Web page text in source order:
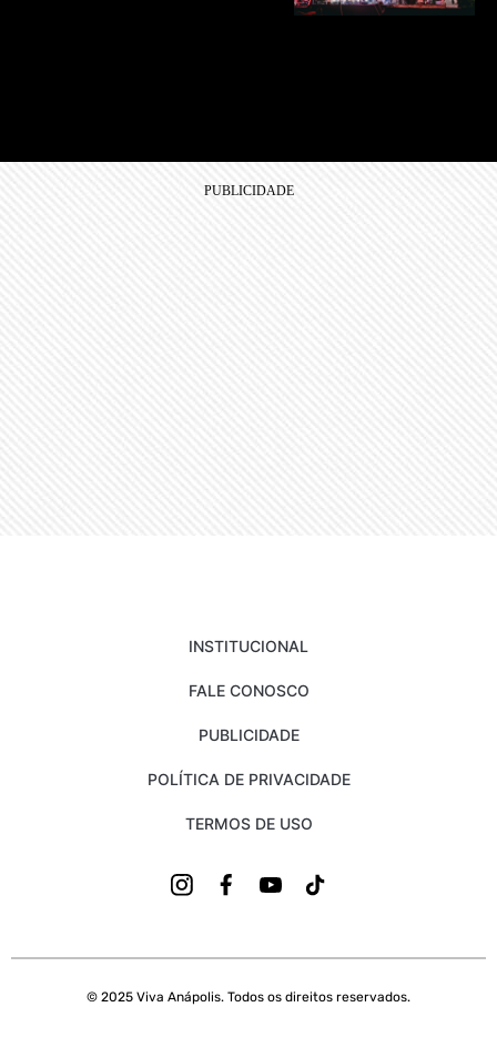
INSTITUCIONAL
FALE CONOSCO
PUBLICIDADE
POLÍTICA DE PRIVACIDADE
TERMOS DE USO
© 2025 Viva Anápolis. Todos os direitos reservados.